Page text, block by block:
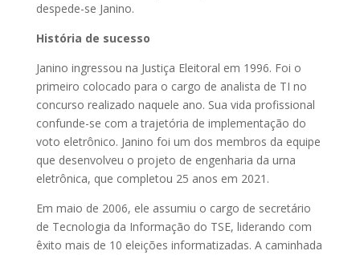
despede-se Janino.
História de sucesso
Janino ingressou na Justiça Eleitoral em 1996. Foi o
primeiro colocado para o cargo de analista de TI no
concurso realizado naquele ano. Sua vida profissional
confunde-se com a trajetória de implementação do
voto eletrônico. Janino foi um dos membros da equipe
que desenvolveu o projeto de engenharia da urna
eletrônica, que completou 25 anos em 2021.
Em maio de 2006, ele assumiu o cargo de secretário
de Tecnologia da Informação do TSE, liderando com
êxito mais de 10 eleições informatizadas. A caminhada